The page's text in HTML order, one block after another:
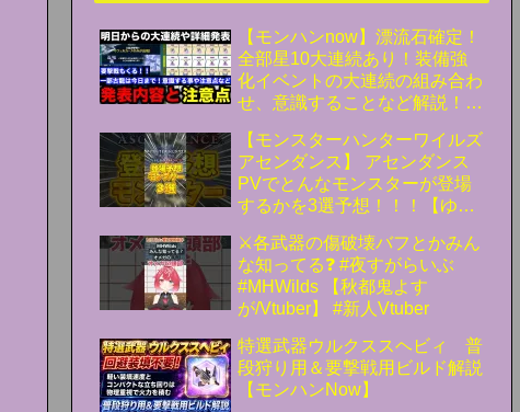
【モンハンnow】漂流石確定！
全部星10大連続あり！装備強
化イベントの大連続の組み合わ
せ、意識することなど解説！
ンハンNOW/モンハンなう/モン
ハンナウ】
【モンスターハンターワイルズ
アセンダンス】 アセンダンス
PVでとんなモンスターが登場
するかを3選予想！！！【ゆっ
⚔️各武器の傷破壊バフとかみん
な知ってる❓️ #夜すがらいぶ
#MHWilds 【秋都鬼よす
が/Vtuber】 #新人Vtuber
特選武器ウルクススヘビィ 普
段狩り用＆要撃戦用ビルド解説
【モンハンNow】